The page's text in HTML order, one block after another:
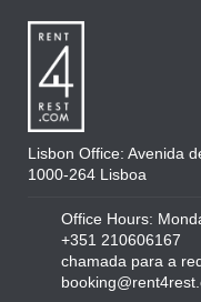
Lisbon Office: Avenida
1000-264 Lisboa
Office Hours:
+351 210606167
chamada para a